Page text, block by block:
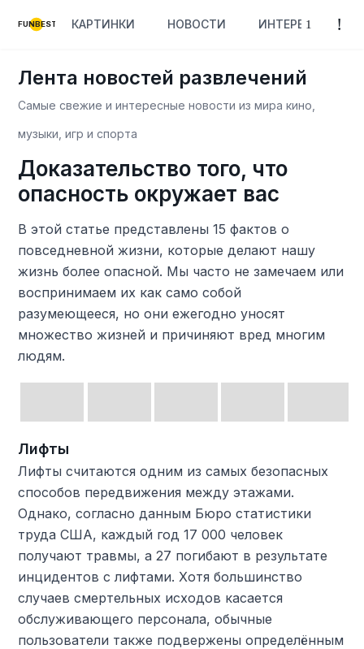
FUNBEST КАРТИНКИ НОВОСТИ ИНТЕРЕСНОЕ
Лента новостей развлечений
Самые свежие и интересные новости из мира кино,
музыки, игр и спорта
Доказательство того, что
опасность окружает вас
В этой статье представлены 15 фактов о
повседневной жизни, которые делают нашу
жизнь более опасной. Мы часто не замечаем или
воспринимаем их как само собой
разумеющееся, но они ежегодно уносят
множество жизней и причиняют вред многим
людям.
Лифты
Лифты считаются одним из самых безопасных
способов передвижения между этажами.
Однако, согласно данным Бюро статистики
труда США, каждый год 17 000 человек
получают травмы, а 27 погибают в результате
инцидентов с лифтами. Хотя большинство
случаев смертельных исходов касается
обслуживающего персонала, обычные
пользователи также подвержены определённым